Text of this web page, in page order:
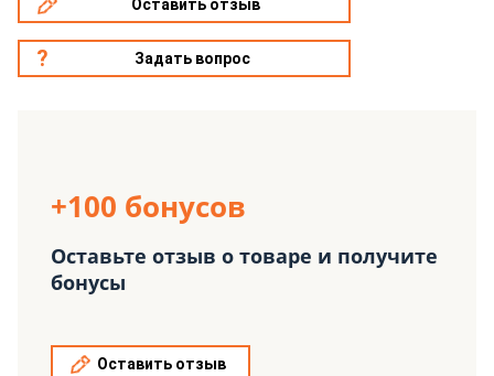
Оставить отзыв
Задать вопрос
+100 бонусов
Оставьте отзыв о товаре и получите
бонусы
Оставить отзыв